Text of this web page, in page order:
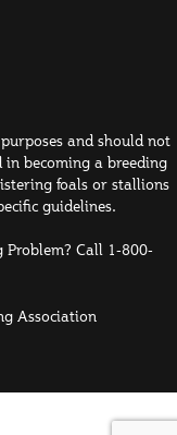
and should not
in becoming a breeding
foals or stallions
guidelines.
Problem? Call 1-800-
Association